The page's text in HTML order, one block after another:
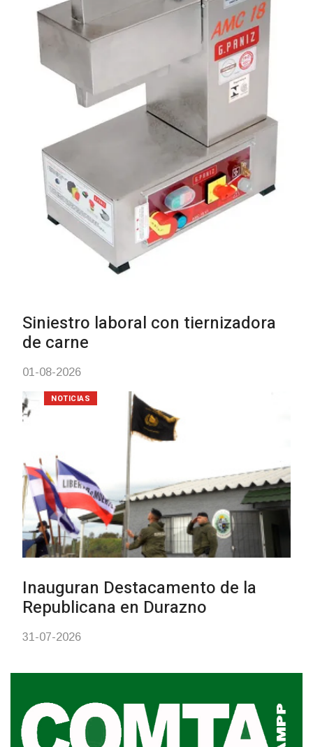
Siniestro laboral con tiernizadora
de carne
01-08-2026
Inauguran Destacamento de la
Republicana en Durazno
31-07-2026
NOTICIAS